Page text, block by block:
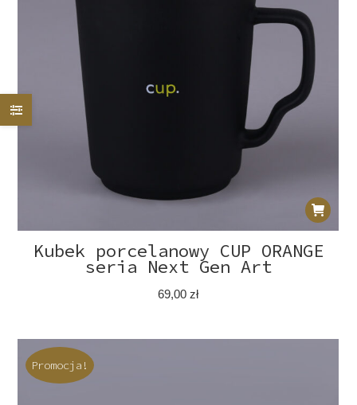
Kubek porcelanowy CUP ORANGE
seria Next Gen Art
69,00 zł
Promocja!